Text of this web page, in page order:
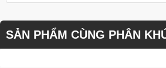
SẢN PHẨM CÙNG PHÂN